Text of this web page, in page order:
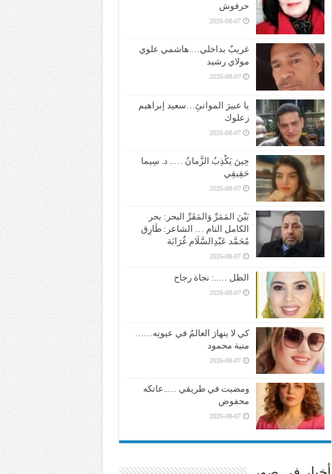
حرفوش
2026-08-07
غريبٌ بداخلي….هاشمي علوي
مولاي رشيد
2026-08-07
يا عبيرَ الموانئِ…سعيد إبراهيم
زعلوك
2026-08-07
حِينَ يَكْذِبُ الزَّمانُ ….. د. سِيما
حَقِيقِي
2026-08-07
بَيْنَ المَمَرِّ وَالمَقَرِّ البحر: بحر
الكامل التام … الشاعر: طَارِق
مُحَمَّد عَبْدِالسَّلَام غُرَابَة
2026-08-07
الظل …..: نجاة رجاح
2026-08-07
كي لا ينهارَ العالمُ في عيونِه……
منية محمود
2026-08-07
ومضيت في طريقي …..عاتكه
محفوض
2026-08-07